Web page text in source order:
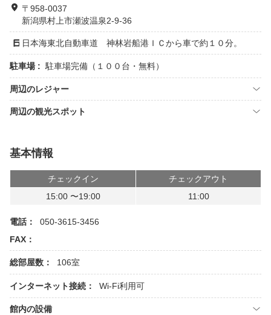
〒958-0037
新潟県村上市瀬波温泉2-9-36
日本海東北自動車道 神林岩船港ＩＣから車で約１０分。
駐車場 : 駐車場完備（１００台・無料）
周辺のレジャー
周辺の観光スポット
基本情報
チェックイン
チェックアウト
15:00 〜19:00
11:00
電話：
050-3615-3456
FAX：
総部屋数： 106室
インターネット接続： Wi-Fi利用可
館内の設備